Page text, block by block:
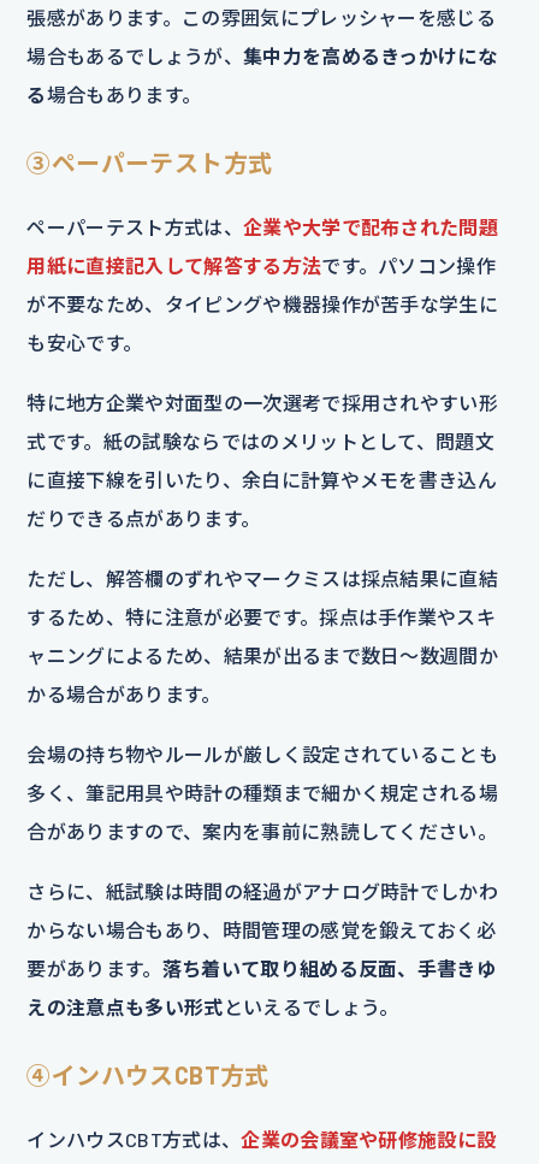
張感があります。この雰囲気にプレッシャーを感じる
場合もあるでしょうが、 集中力を高めるきっかけにな
る場合もあります。
③ペーパーテスト方式
ペーパーテスト方式は、 企業や大学で配布された問題
用紙に直接記入して解答する方法です。パソコン操作
が不要なため、タイピングや機器操作が苦手な学生に
も安心です。
特に地方企業や対面型の一次選考で採用されやすい形
式です。紙の試験ならではのメリットとして、問題文
に直接下線を引いたり、余白に計算やメモを書き込ん
だりできる点があります。
ただし、解答欄のずれやマークミスは採点結果に直結
するため、特に注意が必要です。採点は手作業やスキ
ャニングによるため、結果が出るまで数日〜数週間か
かる場合があります。
会場の持ち物やルールが厳しく設定されていることも
多く、筆記用具や時計の種類まで細かく規定される場
合がありますので、案内を事前に熟読してください。
さらに、紙試験は時間の経過がアナログ時計でしかわ
からない場合もあり、時間管理の感覚を鍛えておく必
要があります。 落ち着いて取り組める反面、手書きゆ
えの注意点も多い形式 といえるでしょう。
④インハウスCBT方式
インハウスCBT方式は、企業の会議室や研修施設に設